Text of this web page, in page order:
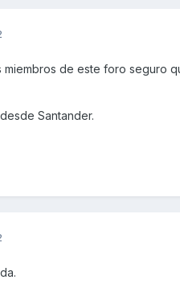
miembros de este foro seguro
Santander.